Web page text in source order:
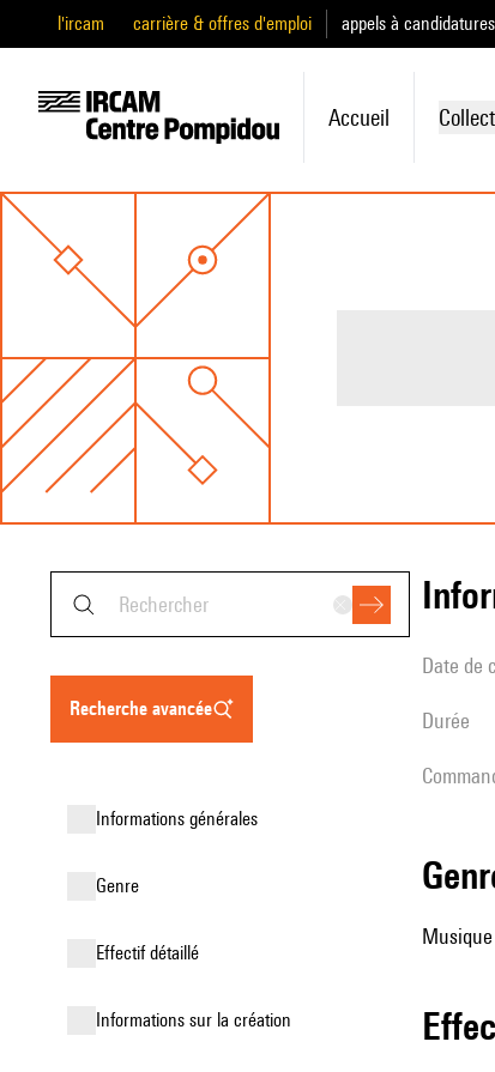
l'ircam carrière & offres d'emploi appels à candidatures
Accueil
recherche avancée
informations générales
genre
effectif détaillé
informations sur la création
date de
durée